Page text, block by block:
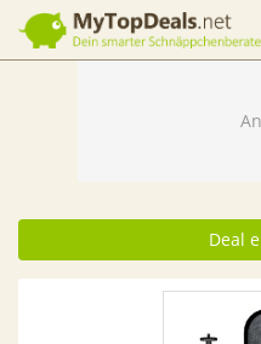
Dein smarter Schnäppchenberater
Deal